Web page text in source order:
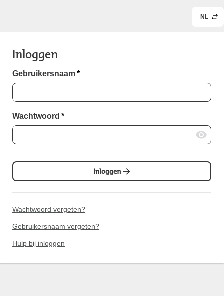
NL
Inloggen
Gebruikersnaam*
Wachtwoord *
Inloggen
Wachtwoord vergeten?
Gebruikersnaam vergeten?
Hulp bij inloggen